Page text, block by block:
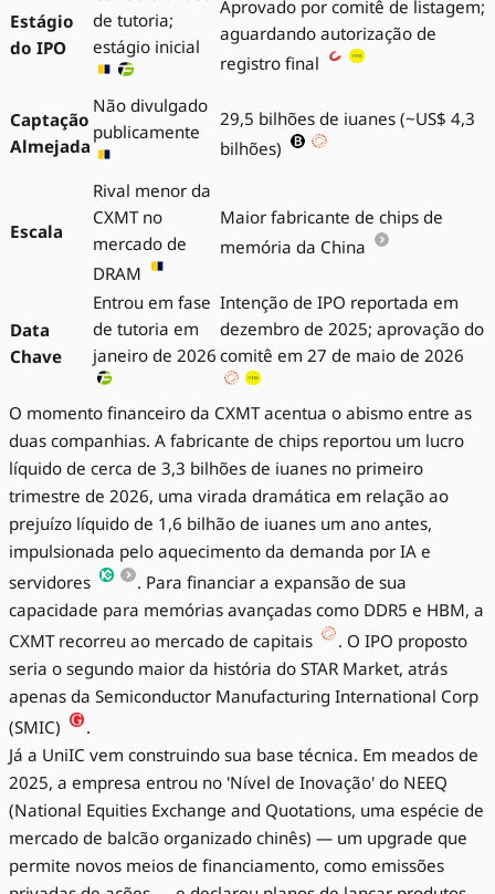
Estágio
do IPO
de tutoria;
estágio inicial
Aprovado por comitê de listagem;
aguardando autorização de
registro final
Captação
Almejada
Não divulgado
publicamente
29,5 bilhões de iuanes (~US$ 4,3
bilhões)
Escala
Rival menor da
CXMT no
mercado de
DRAM
Maior fabricante de chips de
memória da China
Data
Chave
Entrou em fase
de tutoria em
janeiro de 2026
Intenção de IPO reportada em
dezembro de 2025; aprovação do
comitê em 27 de maio de 2026
O momento financeiro da CXMT acentua o abismo entre as
duas companhias. A fabricante de chips reportou um lucro
líquido de cerca de 3,3 bilhões de iuanes no primeiro
trimestre de 2026, uma virada dramática em relação ao
prejuízo líquido de 1,6 bilhão de iuanes um ano antes,
impulsionada pelo aquecimento da demanda por IA e
servidores
. Para financiar a expansão de sua
capacidade para memórias avançadas como DDR5 e HBM, a
CXMT recorreu ao mercado de capitais
. O IPO proposto
seria o segundo maior da história do STAR Market, atrás
apenas da Semiconductor Manufacturing International Corp
(SMIC)
.
Já a UniIC vem construindo sua base técnica. Em meados de
2025, a empresa entrou no 'Nível de Inovação' do NEEQ
(National Equities Exchange and Quotations, uma espécie de
mercado de balcão organizado chinês) — um upgrade que
permite novos meios de financiamento, como emissões